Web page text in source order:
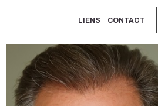
LIENS CONTACT